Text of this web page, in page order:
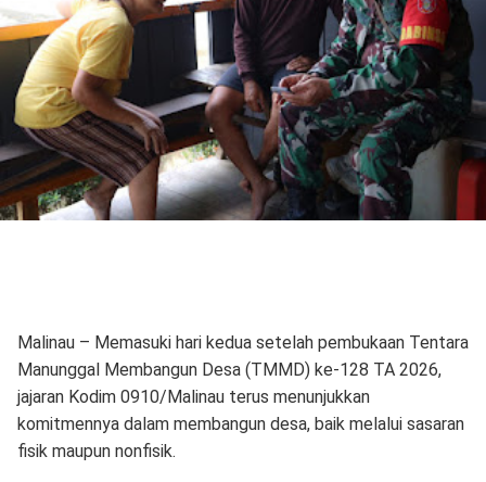
Malinau – Memasuki hari kedua setelah pembukaan Tentara
Manunggal Membangun Desa (TMMD) ke-128 TA 2026,
jajaran Kodim 0910/Malinau terus menunjukkan
komitmennya dalam membangun desa, baik melalui sasaran
fisik maupun nonfisik.